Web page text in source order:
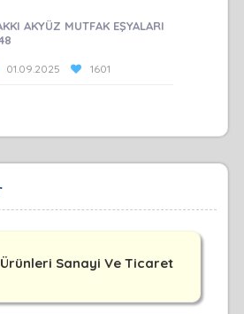
AKYÜZ MUTFAK EŞYALARI
01.09.2025 1601
Sanayi Ve Ticaret